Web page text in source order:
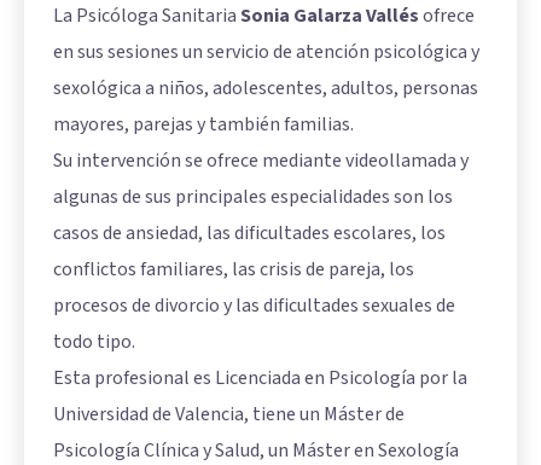
La Psicóloga SanitariaSonia Galarza Vallésofrece
en sus sesiones un servicio de atención psicológica y
sexológica a niños, adolescentes, adultos, personas
mayores, parejas y también familias.
Su intervención se ofrece mediante videollamada y
algunas de sus principales especialidades son los
casos de ansiedad, las dificultades escolares, los
conflictos familiares, las crisis de pareja, los
procesos de divorcio y las dificultades sexuales de
todo tipo.
Esta profesional es Licenciada en Psicología por la
Universidad de Valencia, tiene un Máster de
Psicología Clínica y Salud, un Máster en Sexología